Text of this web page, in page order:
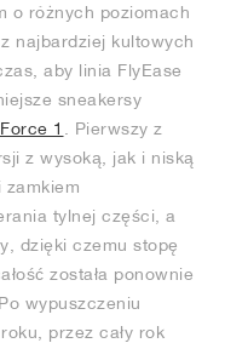
o różnych poziomach
najbardziej kultowych
aby linia FlyEase
sneakersy
1
. Pierwszy z
z wysoką, jak i niską
zamkiem
tylnej części, a
dzięki czemu stopę
została ponownie
wypuszczeniu
przez cały rok